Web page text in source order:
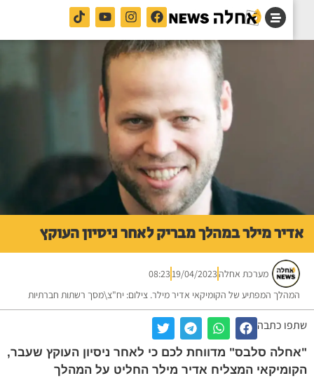
מילר במהלך מבריק לאחר ניסיון העוקץ
מערכת אחלה 19/04/2023
08:23
המפתיע של הקומיקאי אדיר מילר. צילום: יח"צ\מסך רשתות חברתיות
כתבה
סלבס" מדווחת לכם כי לאחר ניסיון העוקץ שעבר,
המצליח אדיר מילר החליט על המהלך